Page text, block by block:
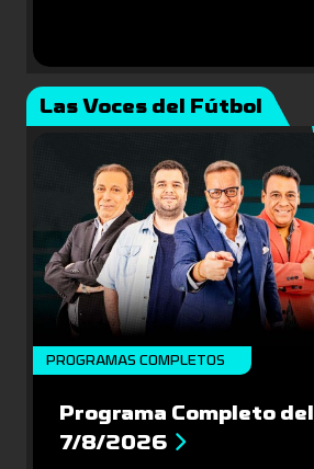
Las Voces del Fútbol
PROGRAMAS COMPLETOS
Programa Completo del
7/8/2026